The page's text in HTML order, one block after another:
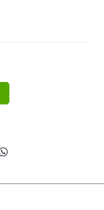
Medium - Fine 2 pcs. |